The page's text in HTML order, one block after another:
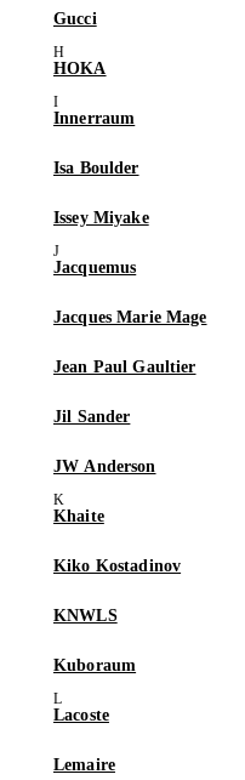
Gucci
HOKA
Innerraum
Isa Boulder
Issey Miyake
Jacquemus
Jacques Marie Mage
Jean Paul Gaultier
Jil Sander
JW Anderson
Khaite
Kiko Kostadinov
KNWLS
Kuboraum
Lacoste
Lemaire